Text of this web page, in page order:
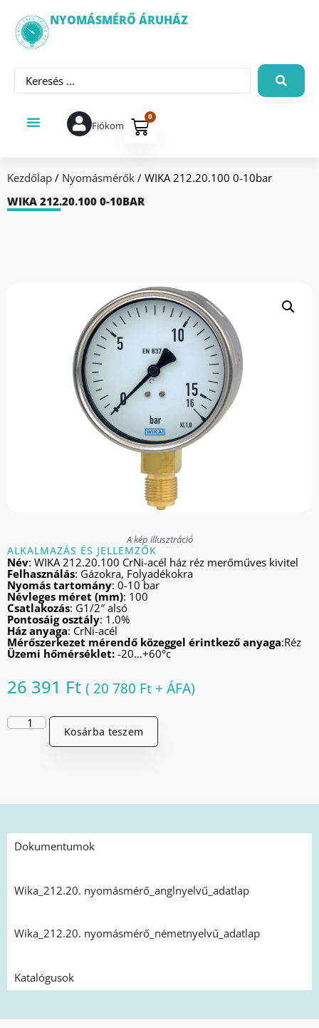
NYOMÁSMÉRŐ ÁRUHÁZ
Fiókom
0
Kezdőlap / Nyomásmérők / WIKA 212.20.100 0-10bar
WIKA 212.20.100 0-10BAR
A kép illusztráció
ALKALMAZÁS ÉS JELLEMZŐK
Név: WIKA 212.20.100 CrNi-acél ház réz merőműves kivitel
Felhasználás: Gázokra, Folyadékokra
Nyomás tartomány: 0-10 bar
Névleges méret (mm): 100
Csatlakozás: G1/2″ alsó
Pontosáig osztály: 1.0%
Ház anyaga: CrNi-acél
Mérőszerkezet mérendő közeggel érintkező anyaga:Réz
Üzemi hőmérséklet: -20…+60°c
26 391 Ft ( 20 780 Ft + ÁFA)
Kosárba teszem
Dokumentumok
Wika_212.20. nyomásmérő_anglnyelvű_adatlap
Wika_212.20. nyomásmérő_németnyelvű_adatlap
Katalógusok